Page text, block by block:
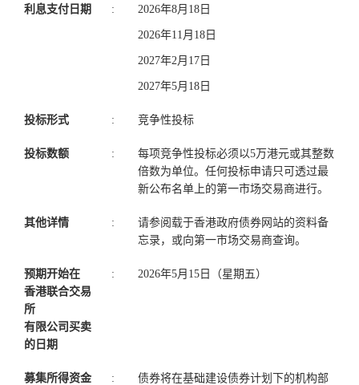
利息支付日期 : 2026年8月18日
2026年11月18日
2027年2月17日
2027年5月18日
投标形式 : 竞争性投标
投标数额 :
每项竞争性投标必须以5万港元或其整数
倍数为单位。任何投标申请只可透过最
新公布名单上的第一市场交易商进行。
其他详情 :
请参阅载于香港政府债券网站的资料备
忘录，或向第一市场交易商查询。
预期开始在
香港联合交易
所
有限公司买卖
的日期
: 2026年5月15日（星期五）
募集所得资金
:
债券将在基础建设债券计划下的机构部